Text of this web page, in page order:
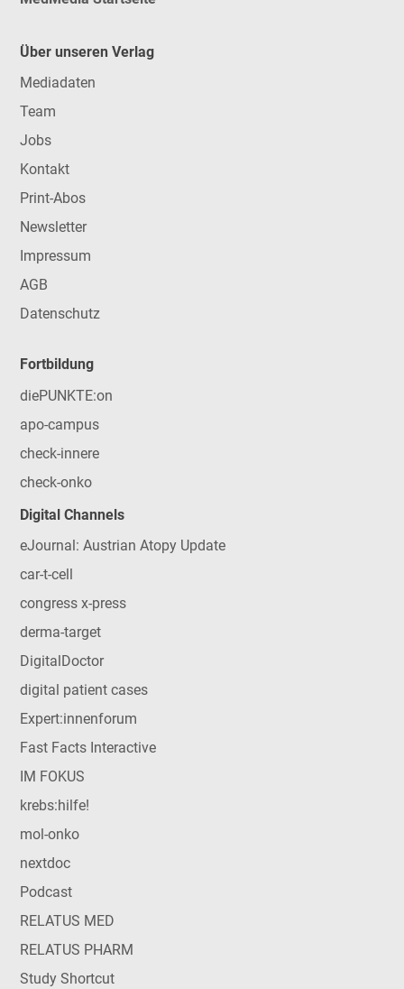
Über unseren Verlag
Mediadaten
Team
Jobs
Kontakt
Print-Abos
Newsletter
Impressum
AGB
Datenschutz
Fortbildung
diePUNKTE:on
apo-campus
check-innere
check-onko
Digital Channels
eJournal: Austrian Atopy Update
car-t-cell
congress x-press
derma-target
DigitalDoctor
digital patient cases
Expert:innenforum
Fast Facts Interactive
IM FOKUS
krebs:hilfe!
mol-onko
nextdoc
Podcast
RELATUS MED
RELATUS PHARM
Study Shortcut